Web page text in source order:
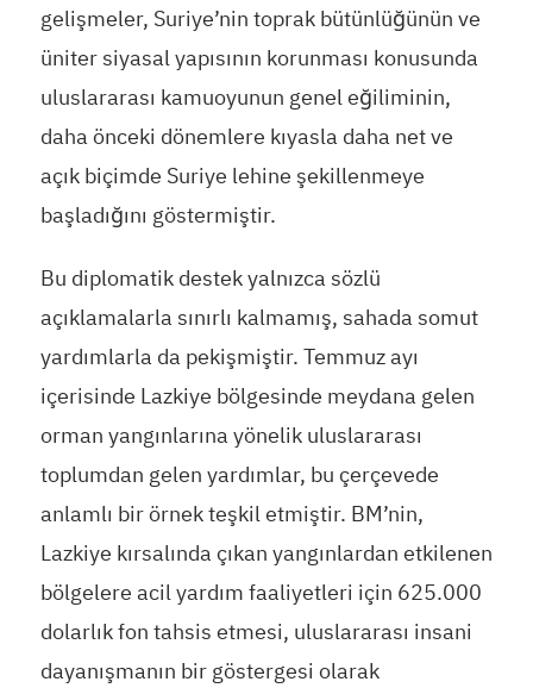
gelişmeler, Suriye’nin toprak bütünlüğünün ve
üniter siyasal yapısının korunması konusunda
uluslararası kamuoyunun genel eğiliminin,
daha önceki dönemlere kıyasla daha net ve
açık biçimde Suriye lehine şekillenmeye
başladığını göstermiştir.
Bu diplomatik destek yalnızca sözlü
açıklamalarla sınırlı kalmamış, sahada somut
yardımlarla da pekişmiştir. Temmuz ayı
içerisinde Lazkiye bölgesinde meydana gelen
orman yangınlarına yönelik uluslararası
toplumdan gelen yardımlar, bu çerçevede
anlamlı bir örnek teşkil etmiştir. BM’nin,
Lazkiye kırsalında çıkan yangınlardan etkilenen
bölgelere acil yardım faaliyetleri için 625.000
dolarlık fon tahsis etmesi, uluslararası insani
dayanışmanın bir göstergesi olarak